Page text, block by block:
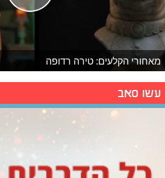
מאחורי הקלעים: טירה רדופה
עשו סאב